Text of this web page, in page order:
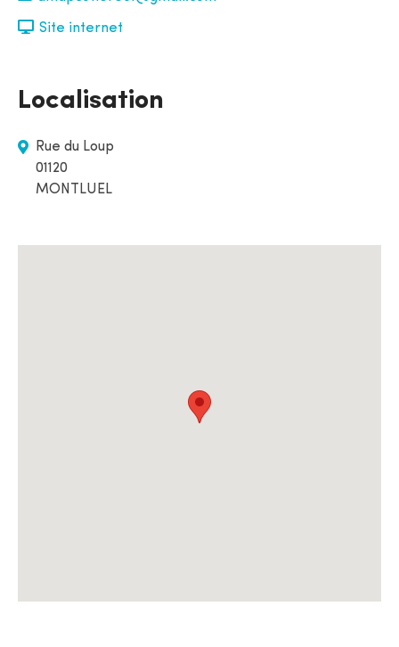
Site internet
Localisation
Rue du Loup
01120
MONTLUEL